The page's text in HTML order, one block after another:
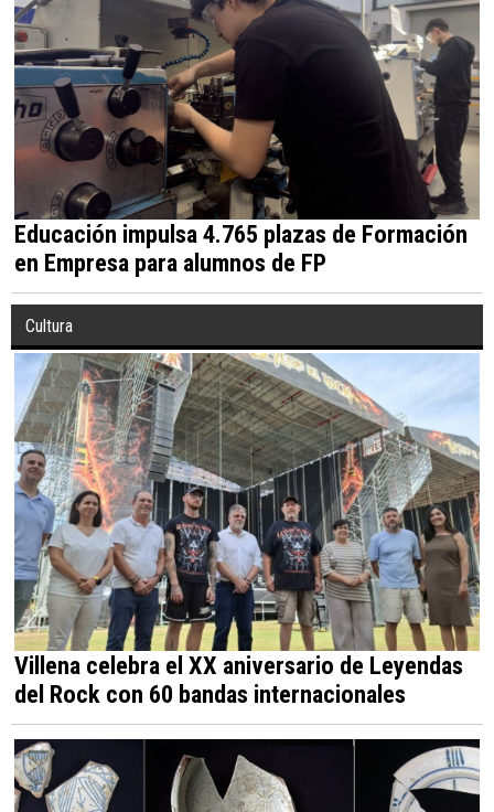
Educación impulsa 4.765 plazas de Formación
en Empresa para alumnos de FP
Cultura
Villena celebra el XX aniversario de Leyendas
del Rock con 60 bandas internacionales